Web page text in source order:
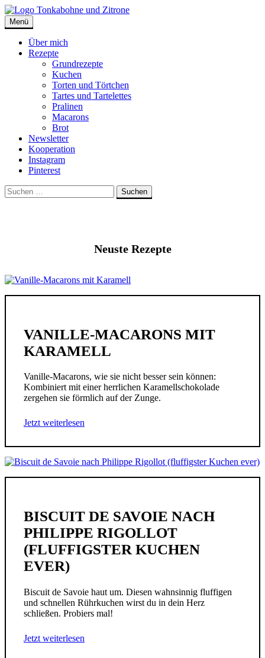
Skip
to
content
Tonkabohne und Zitrone | Backblog
Backblog
Menü
Über mich
Rezepte
Grundrezepte
Kuchen
Torten und Törtchen
Tartes und Tartelettes
Pralinen
Macarons
Brot
Newsletter
Kooperation
Instagram
Pinterest
Suche
Suchen
nach:
Neuste Rezepte
VANILLE-MACARONS MIT
KARAMELL
Vanille-Macarons, wie sie nicht besser sein können:
Kombiniert mit einer herrlichen Karamellschokolade
zergehen sie förmlich auf der Zunge.
Jetzt weiterlesen
BISCUIT DE SAVOIE NACH
PHILIPPE RIGOLLOT
(FLUFFIGSTER KUCHEN
EVER)
Biscuit de Savoie haut um. Diesen wahnsinnig fluffigen
und schnellen Rührkuchen wirst du in dein Herz
schließen. Probiers mal!
Jetzt weiterlesen